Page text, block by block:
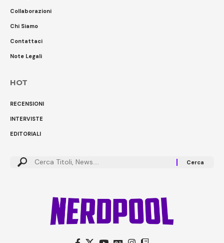
Collaborazioni
Chi Siamo
Contattaci
Note Legali
HOT
RECENSIONI
INTERVISTE
EDITORIALI
Cerca: